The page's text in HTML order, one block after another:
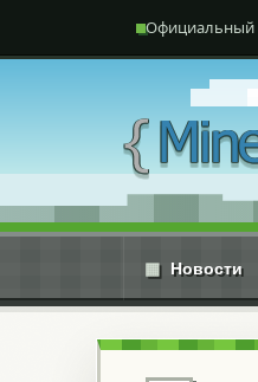
Официальный
▦ Новости